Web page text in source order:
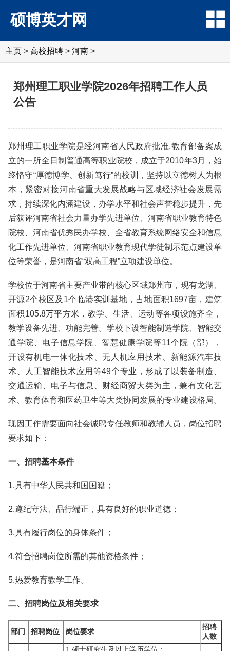
硕博英才网
主页 > 高校招聘 > 河南 >
郑州理工职业学院2026年招聘工作人员
公告
郑州理工职业学院是经河南省人民政府批准,教育部备案成
立的一所全日制普通高等职业院校，成立于2010年3月，始
终恪守“厚德博学、创新笃行”的校训，坚持以立德树人为根
本，紧密对接河南省重大发展战略与区域经济社会发展需
求，持续深化内涵建设，办学水平和社会声誉稳步提升，先
后获评河南省社会力量办学先进单位、河南省职业教育特色
院校、河南省优秀民办学校、全省教育系统网络安全和信息
化工作先进单位、河南省职业教育现代学徒制示范点建设单
位等荣誉，是河南省“双高工程”立项建设单位。
学校位于河南省主要产业带的核心区域郑州市，现有龙湖、
开源2个校区及1个临港实训基地，占地面积1697亩，建筑
面积105.8万平方米，教学、生活、运动等各项设施齐全，
教学设备先进、功能完善。学校下设智能制造学院、智能交
通学院、电子信息学院、智慧健康学院等11个院（部），
开设有机电一体化技术、无人机应用技术、新能源汽车技
术、人工智能技术应用等49个专业，形成了以装备制造、
交通运输、电子与信息、财经商贸大类为主，兼有文化艺
术、教育体育和医药卫生等大类协同发展的专业建设格局。
现因工作需要面向社会诚聘专任教师和教辅人员，岗位招聘
要求如下：
一、招聘基本条件
1.具有中华人民共和国国籍；
2.遵纪守法、品行端正，具有良好的职业道德；
3.具有履行岗位的身体条件；
4.符合招聘岗位所需的其他资格条件；
5.热爱教育教学工作。
二、招聘岗位及相关要求
部门 招聘岗位 岗位要求
招聘
人数